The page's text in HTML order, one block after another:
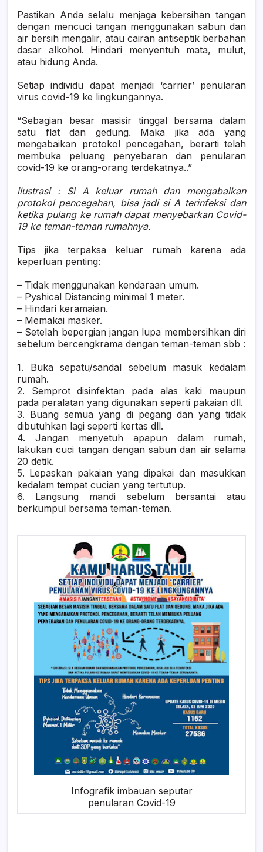
Pastikan Anda selalu menjaga kebersihan tangan
dengan mencuci tangan menggunakan sabun dan
air bersih mengalir, atau cairan antiseptik berbahan
dasar alkohol. Hindari menyentuh mata, mulut,
atau hidung Anda.
Setiap individu dapat menjadi ‘carrier’ penularan
virus covid-19 ke lingkungannya.
“Sebagian besar masisir tinggal bersama dalam
satu flat dan gedung. Maka jika ada yang
mengabaikan protokol pencegahan, berarti telah
membuka peluang penyebaran dan penularan
covid-19 ke orang-orang terdekatnya..”
ilustrasi : Si A keluar rumah dan mengabaikan
protokol pencegahan, bisa jadi si A terinfeksi dan
ketika pulang ke rumah dapat menyebarkan Covid-
19 ke teman-teman rumahnya.
Tips jika terpaksa keluar rumah karena ada
keperluan penting:
– Tidak menggunakan kendaraan umum.
– Pyshical Distancing minimal 1 meter.
– Hindari keramaian.
– Memakai masker.
– Setelah bepergian jangan lupa membersihkan diri
sebelum bercengkrama dengan teman-teman sbb :
1. Buka sepatu/sandal sebelum masuk kedalam
rumah.
2. Semprot disinfektan pada alas kaki maupun
pada peralatan yang digunakan seperti pakaian dll.
3. Buang semua yang di pegang dan yang tidak
dibutuhkan lagi seperti kertas dll.
4. Jangan menyetuh apapun dalam rumah,
lakukan cuci tangan dengan sabun dan air selama
20 detik.
5. Lepaskan pakaian yang dipakai dan masukkan
kedalam tempat cucian yang tertutup.
6. Langsung mandi sebelum bersantai atau
berkumpul bersama teman-teman.
Infografik imbauan seputar
penularan Covid-19